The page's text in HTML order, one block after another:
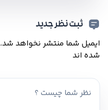
ثبت نظر جدید
ایمیل شما منتشر نخواهد شد.
شده اند